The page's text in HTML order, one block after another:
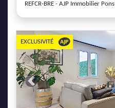
REFCR-BRE - AJP Immobilier Pons
Previous
EXCLUSIVITÉ